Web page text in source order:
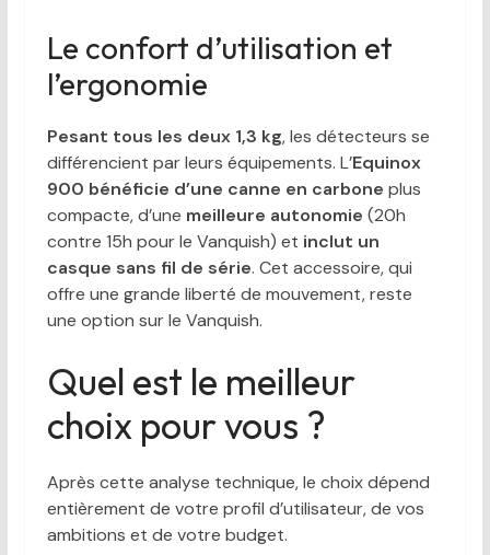
Le confort d’utilisation et
l’ergonomie
Pesant tous les deux 1,3 kg, les détecteurs se
différencient par leurs équipements. L’Equinox
900 bénéficie d’une canne en carbone plus
compacte, d’une meilleure autonomie (20h
contre 15h pour le Vanquish) et inclut un
casque sans fil de série. Cet accessoire, qui
offre une grande liberté de mouvement, reste
une option sur le Vanquish.
Quel est le meilleur
choix pour vous ?
Après cette analyse technique, le choix dépend
entièrement de votre profil d’utilisateur, de vos
ambitions et de votre budget.